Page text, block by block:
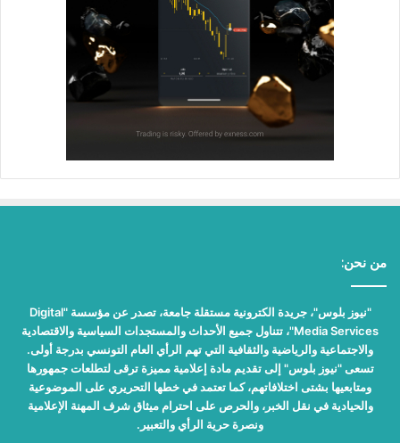
من نحن:
"نيوز بلوس"، جريدة الكترونية مستقلة جامعة، تصدر عن مؤسسة "Digital
Media Services"، تتناول جميع الأحداث والمستجدات السياسية والاقتصادية
والاجتماعية والرياضية والثقافية التي تهم الرأي العام التونسي بدرجة أولى.
تسعى "نيوز بلوس" إلى تقديم مادة إعلامية مميزة ترقى لتطلعات جمهورها
ومتابعيها بشتى اختلافاتهم، كما تعتمد في خطها التحريري على الموضوعية
والحيادية في نقل الخبر، والحرص على احترام ميثاق شرف المهنة الإعلامية
ونصرة حرية الرأي والتعبير.